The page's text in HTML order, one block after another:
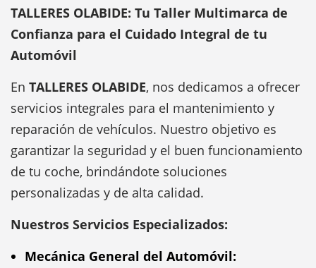
TALLERES OLABIDE: Tu Taller Multimarca de
Confianza para el Cuidado Integral de tu
Automóvil
En TALLERES OLABIDE, nos dedicamos a ofrecer
servicios integrales para el mantenimiento y
reparación de vehículos. Nuestro objetivo es
garantizar la seguridad y el buen funcionamiento
de tu coche, brindándote soluciones
personalizadas y de alta calidad.
Nuestros Servicios Especializados:
Mecánica General del Automóvil: